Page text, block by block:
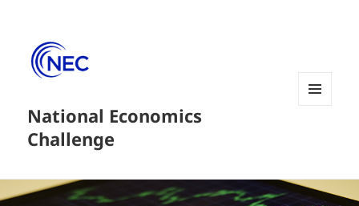
National Economics
Challenge